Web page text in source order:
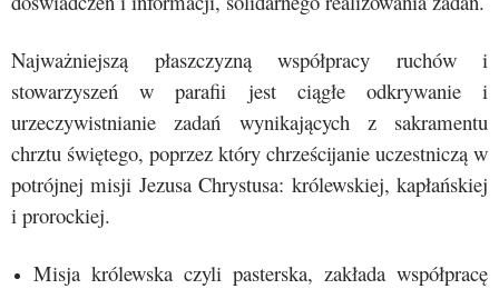
Najważniejszą płaszczyzną współpracy ruchów i
stowarzyszeń w parafii jest ciągłe odkrywanie i
urzeczywistnianie zadań wynikających z sakramentu
chrztu świętego, poprzez który chrześcijanie uczestniczą w
potrójnej misji Jezusa Chrystusa: królewskiej, kapłańskiej
i prorockiej.
Misja królewska czyli pasterska, zakłada współpracę